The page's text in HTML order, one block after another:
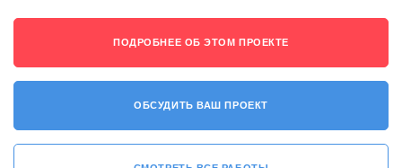
ПОДРОБНЕЕ ОБ ЭТОМ ПРОЕКТЕ
ОБСУДИТЬ ВАШ ПРОЕКТ